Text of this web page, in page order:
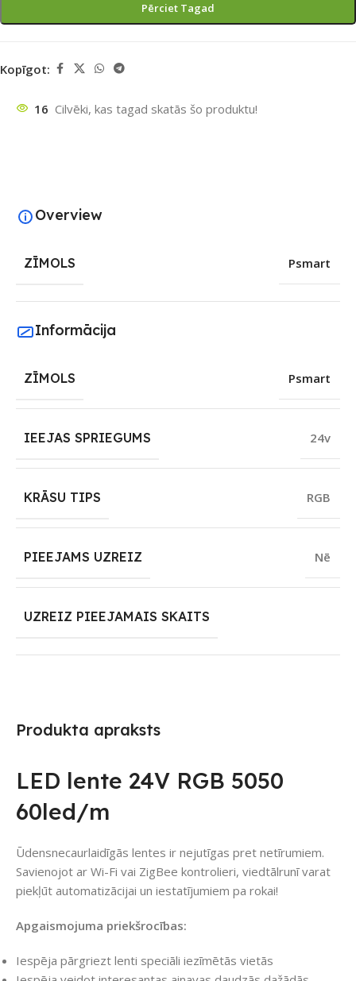
Pērciet Tagad
Kopīgot:
16 Cilvēki, kas tagad skatās šo produktu!
Produkta apraksts
LED lente 24V RGB 5050
60led/m
Ūdensnecaurlaidīgās lentes ir nejutīgas pret netīrumiem.
Savienojot ar Wi-Fi vai ZigBee kontrolieri, viedtālrunī varat
piekļūt automatizācijai un iestatījumiem pa rokai!
Apgaismojuma priekšrocības:
Iespēja pārgriezt lenti speciāli iezīmētās vietās
Overview
ZĪMOLS Psmart
Informācija
ZĪMOLS Psmart
IEEJAS SPRIEGUMS 24v
KRĀSU TIPS RGB
PIEEJAMS UZREIZ Nē
UZREIZ PIEEJAMAIS SKAITS